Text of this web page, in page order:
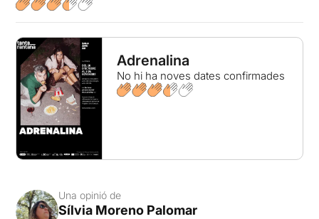
Adrenalina
No hi ha noves dates confirmades
Una opinió de
Sílvia Moreno Palomar